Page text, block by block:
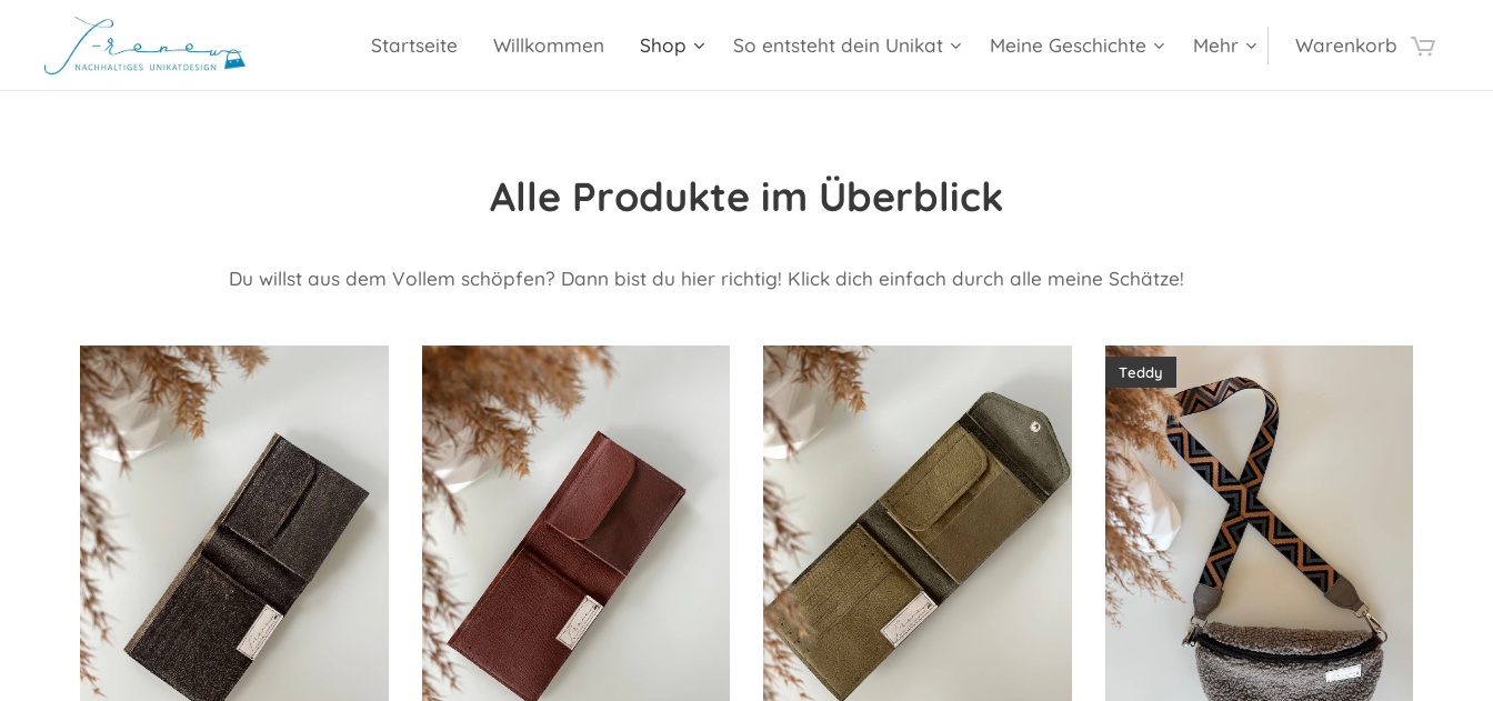
Startseite Willkommen Shop So entsteht dein Unikat Meine Geschichte Mehr Warenkorb
Alle Produkte im Überblick
Du willst aus dem Vollem schöpfen? Dann bist du hier richtig! Klick dich einfach durch alle meine Schätze!
Teddy